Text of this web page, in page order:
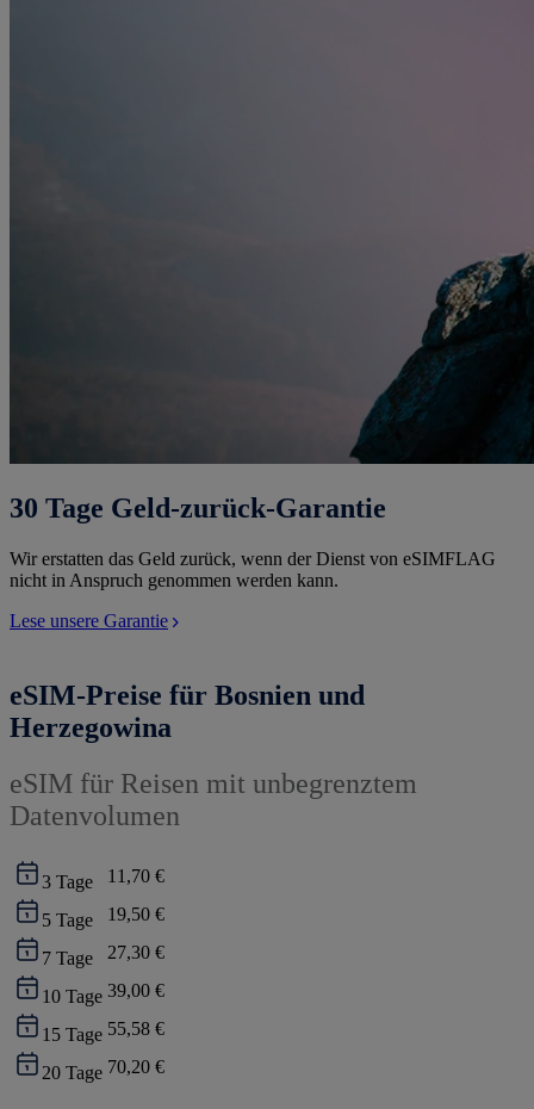
30 Tage Geld-zurück-Garantie
Wir erstatten das Geld zurück, wenn der Dienst von eSIMFLAG
nicht in Anspruch genommen werden kann.
Lese unsere Garantie
eSIM-Preise für Bosnien und
Herzegowina
eSIM für Reisen mit unbegrenztem
Datenvolumen
3 Tage 11,70 €
5 Tage 19,50 €
7 Tage 27,30 €
10 Tage 39,00 €
15 Tage 55,58 €
20 Tage 70,20 €